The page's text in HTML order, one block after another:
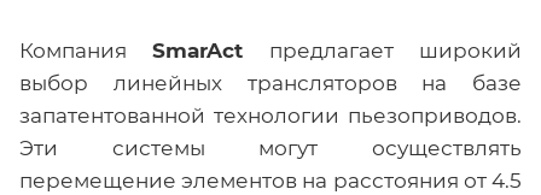
Компания SmarAct предлагает широкий
выбор линейных трансляторов на базе
запатентованной технологии пьезоприводов.
Эти системы могут осуществлять
перемещение элементов на расстояния от 4.5